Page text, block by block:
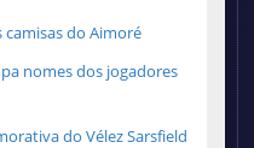
camisas do Aimoré
nomes dos jogadores
do Vélez Sarsfield